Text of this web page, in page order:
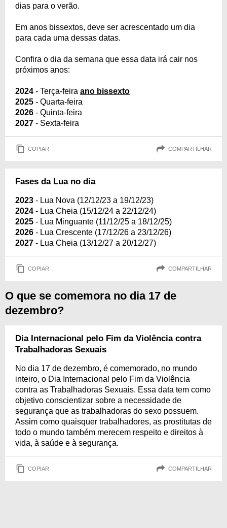
dias para o verão.
Em anos bissextos, deve ser acrescentado um dia
para cada uma dessas datas.
Confira o dia da semana que essa data irá cair nos
próximos anos:
2024 - Terça-feira ano bissexto
2025 - Quarta-feira
2026 - Quinta-feira
2027 - Sexta-feira
COPIAR COMPARTILHAR
Fases da Lua no dia
2023 - Lua Nova (12/12/23 a 19/12/23)
2024 - Lua Cheia (15/12/24 a 22/12/24)
2025 - Lua Minguante (11/12/25 a 18/12/25)
2026 - Lua Crescente (17/12/26 a 23/12/26)
2027 - Lua Cheia (13/12/27 a 20/12/27)
COPIAR COMPARTILHAR
O que se comemora no dia 17 de
dezembro?
Dia Internacional pelo Fim da Violência contra
Trabalhadoras Sexuais
No dia 17 de dezembro, é comemorado, no mundo
inteiro, o Dia Internacional pelo Fim da Violência
contra as Trabalhadoras Sexuais. Essa data tem como
objetivo conscientizar sobre a necessidade de
segurança que as trabalhadoras do sexo possuem.
Assim como quaisquer trabalhadores, as prostitutas de
todo o mundo também merecem respeito e direitos à
vida, à saúde e à segurança.
COPIAR COMPARTILHAR